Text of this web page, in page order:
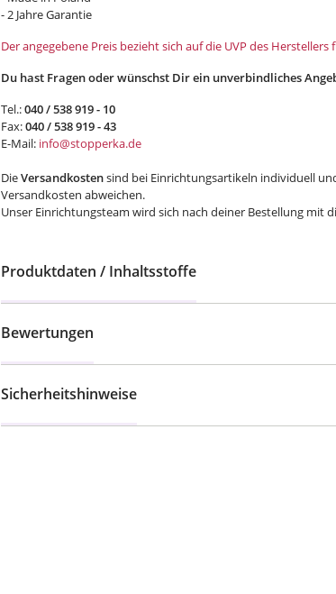
Der angegebene Preis bezieht sich auf die UVP des Herstellers
Du hast Fragen oder wünschst Dir ein unverbindliches
Tel.:040 / 538 919 - 10
Fax: 040 / 538 919 - 43
E-Mail:info@stopperka.de
Versandkosten
Versandkosten abweichen.
Unser Einrichtungsteam wird sich nach deiner Bestellung mit
Bewertungen
Sicherheitshinweise